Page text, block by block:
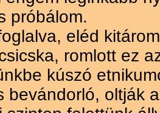
próbálom.
eléd
romlott ez
kúszó
bevándorló, oltják